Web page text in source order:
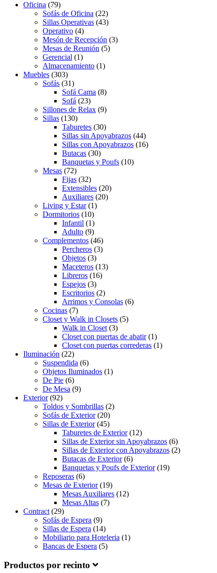
Oficina (79)
Sofás de Oficina (22)
Sillas Operativas (43)
Operativo (4)
Mesón de Recepción (3)
Mesas de Reunión (5)
Gerencial (1)
Almacenamiento (1)
Muebles (303)
Sofás (31)
Sofá Cama (8)
Sofá (23)
Sillones de Relax (9)
Sillas (130)
Taburetes (30)
Sillas sin Apoyabrazos (44)
Sillas con Apoyabrazos (16)
Butacas (30)
Banquetas y Poufs (10)
Mesas (72)
Fijas (32)
Extensibles (20)
Auxiliares (20)
Living y Estar(1)
Dormitorios (10)
Infantil (1)
Adulto (9)
Complementos (46)
Percheros (3)
Objetos (3)
Maceteros (13)
Libreros (16)
Espejos (3)
Escritorios (2)
Arrimos y Consolas (6)
Cocinas (7)
Closet y Walk in Closets (5)
Walk in Closet (3)
Closet con puertas de abatir(1)
Closet con puertas correderas (1)
Iluminación (22)
Suspendida (6)
Objetos Iluminados (1)
De Pie (6)
De Mesa (9)
Exterior(92)
Toldos y Sombrillas (2)
Sofás de Exterior(20)
Sillas de Exterior(45)
Taburetes de Exterior(12)
Sillas de Exterior sin Apoyabrazos (6)
Sillas de Exterior con Apoyabrazos (2)
Butacas de Exterior(6)
Banquetas y Poufs de Exterior(19)
Reposeras (6)
Mesas de Exterior(19)
Mesas Auxiliares (12)
Mesas Altas (7)
Contract (29)
Sofás de Espera (9)
Sillas de Espera (14)
Mobiliario para Hoteleria (1)
Bancas de Espera (5)
Productos por recinto